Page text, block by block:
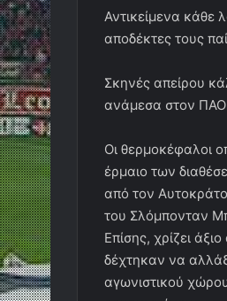
Αντικείμενα
αποδέκτες τους
Σκηνές απείρου
ανάμεσα στον
Οι θερμοκέφαλοι
έρμαιο των
από τον
του Σλόμπονταν
Επίσης, χρίζει
δέχτηκαν να
αγωνιστικού